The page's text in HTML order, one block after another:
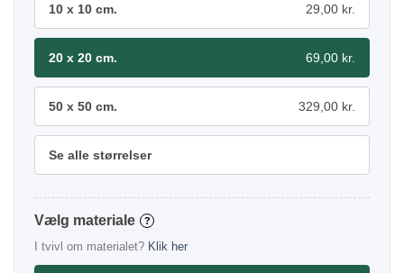
10 x 10 cm. 29,00 kr.
20 x 20 cm. 69,00 kr.
50 x 50 cm. 329,00 kr.
Se alle størrelser
materiale ?
I tvivl om materialet? Klik her